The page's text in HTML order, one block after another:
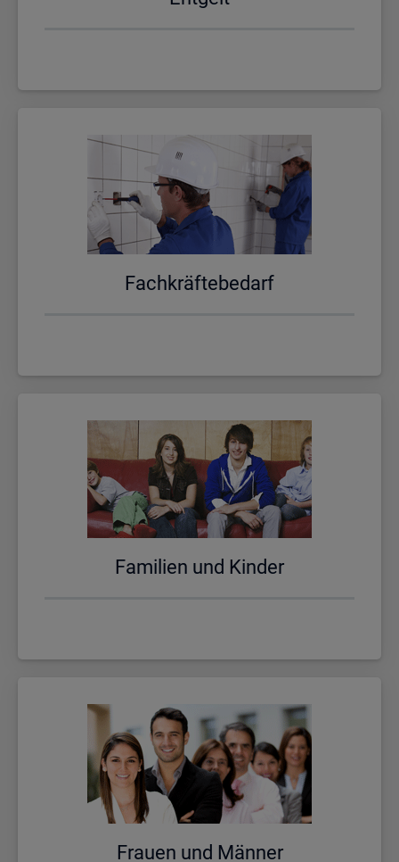
Fach­kräf­te­be­darf
Fa­mi­li­en und Kin­der
Frau­en und Män­ner